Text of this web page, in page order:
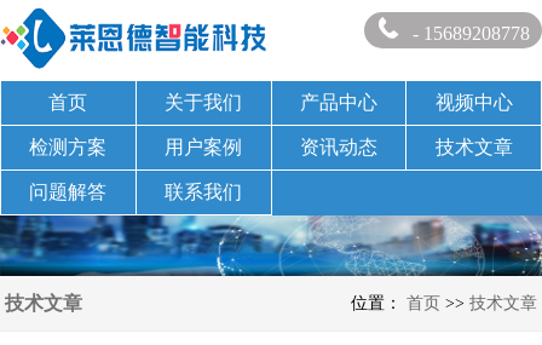
- 15689208778
首页 关于我们 产品中心 视频中心
检测方案 用户案例 资讯动态 技术文章
问题解答 联系我们
技术文章 位置： 首页 >> 技术文章